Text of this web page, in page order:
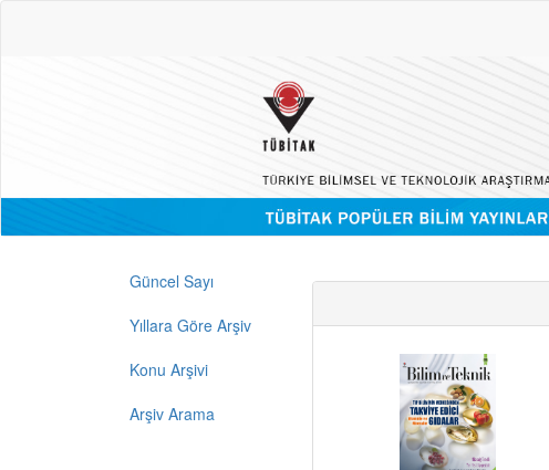
Güncel Sayı
Yıllara Göre Arşiv
Konu Arşivi
Arşiv Arama